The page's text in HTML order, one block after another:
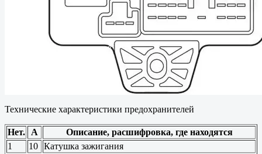
Технические характеристики предохранителей
Нет. А
Описание, расшифровка, где находятся
1
10 Катушка зажигания